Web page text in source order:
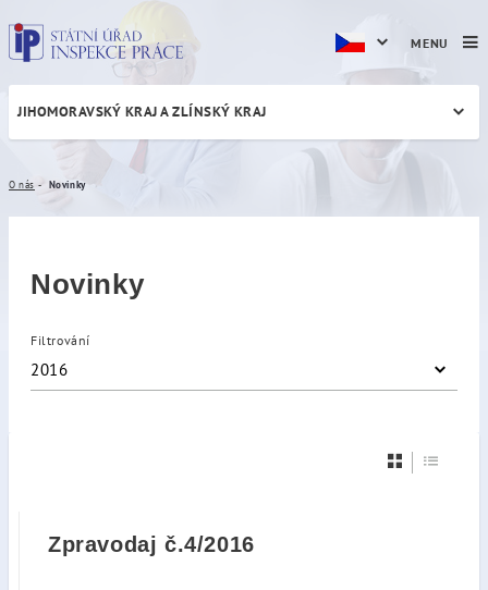
Novinky
JIHOMORAVSKÝ KRAJ A ZLÍNSKÝ KRAJ
O nás Novinky
Novinky
Filtrování
2016
Zpravodaj č.4/2016
MENU